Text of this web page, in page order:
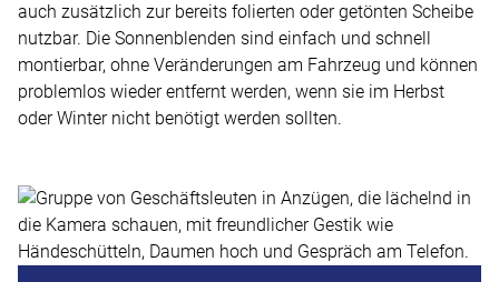
auch zusätzlich zur bereits folierten oder getönten Scheibe
nutzbar. Die Sonnenblenden sind einfach und schnell
montierbar, ohne Veränderungen am Fahrzeug und können
problemlos wieder entfernt werden, wenn sie im Herbst
oder Winter nicht benötigt werden sollten.